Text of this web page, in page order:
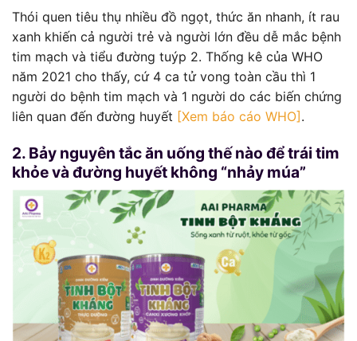
Thói quen tiêu thụ nhiều đồ ngọt, thức ăn nhanh, ít rau
xanh khiến cả người trẻ và người lớn đều dễ mắc bệnh
tim mạch và tiểu đường tuýp 2. Thống kê của WHO
năm 2021 cho thấy, cứ 4 ca tử vong toàn cầu thì 1
người do bệnh tim mạch và 1 người do các biến chứng
liên quan đến đường huyết [Xem báo cáo WHO] .
2. Bảy nguyên tắc ăn uống thế nào để trái tim
khỏe và đường huyết không “nhảy múa”